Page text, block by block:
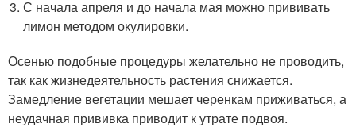
С начала апреля и до начала мая можно прививать
лимон методом окулировки.
Осенью подобные процедуры желательно не проводить,
так как жизнедеятельность растения снижается.
Замедление вегетации мешает черенкам приживаться, а
неудачная прививка приводит к утрате подвоя.